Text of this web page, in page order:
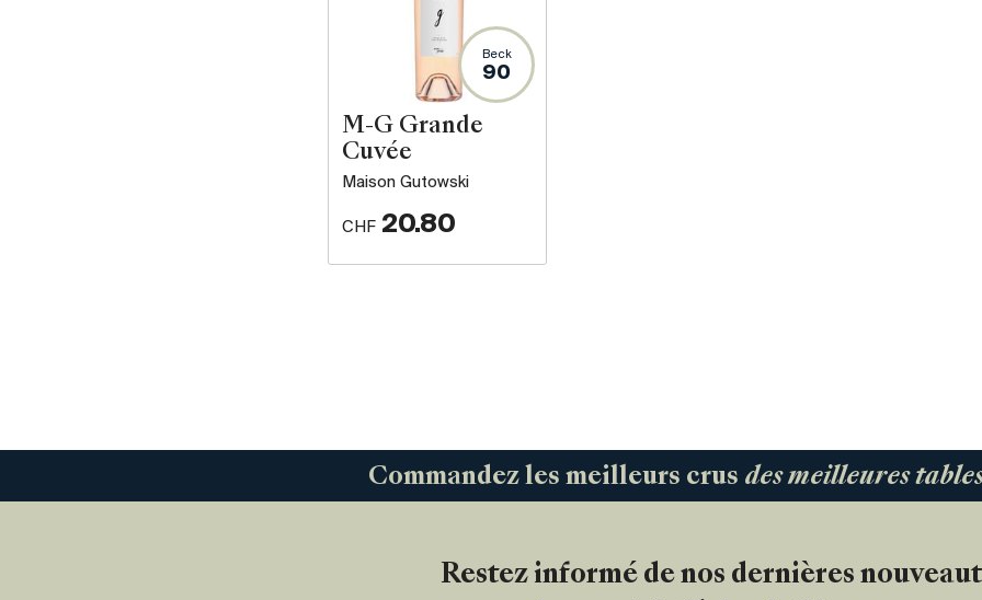
Beck
90
M-G Grande
Cuvée
Maison Gutowski
CHF 20.80
Commandez les meilleurs crus des meilleures
Restez informé de nos dernières